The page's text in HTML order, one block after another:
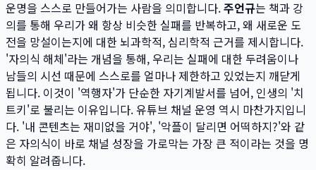
운명을 스스로 만들어가는 사람을 의미합니다.주언규는 책과 강
의를 통해 우리가 왜 항상 비슷한 실패를 반복하고, 왜 새로운 도
전을 망설이는지에 대한 뇌과학적, 심리학적 근거를 제시합니다.
'자의식 해체'라는 개념을 통해, 우리는 실패에 대한 두려움이나
남들의 시선 때문에 스스로를 얼마나 제한하고 있었는지 깨닫게
됩니다. 이것이 '역행자'가 단순한 자기계발서를 넘어, 인생의 '치
트키'로 불리는 이유입니다. 유튜브 채널 운영 역시 마찬가지입니
다. '내 콘텐츠는 재미없을 거야', '악플이 달리면 어떡하지?'와 같
은 자의식이 바로 채널 성장을 가로막는 가장 큰 적이라는 것을 명
확히 알려줍니다.